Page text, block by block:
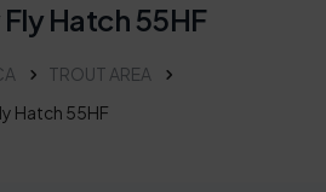
Hatch 55HF
TROUT AREA
Hatch 55HF